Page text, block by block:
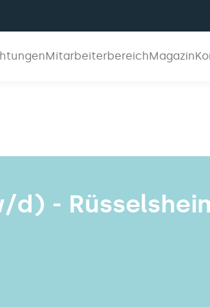
MitarbeiterbereichMagazin
-